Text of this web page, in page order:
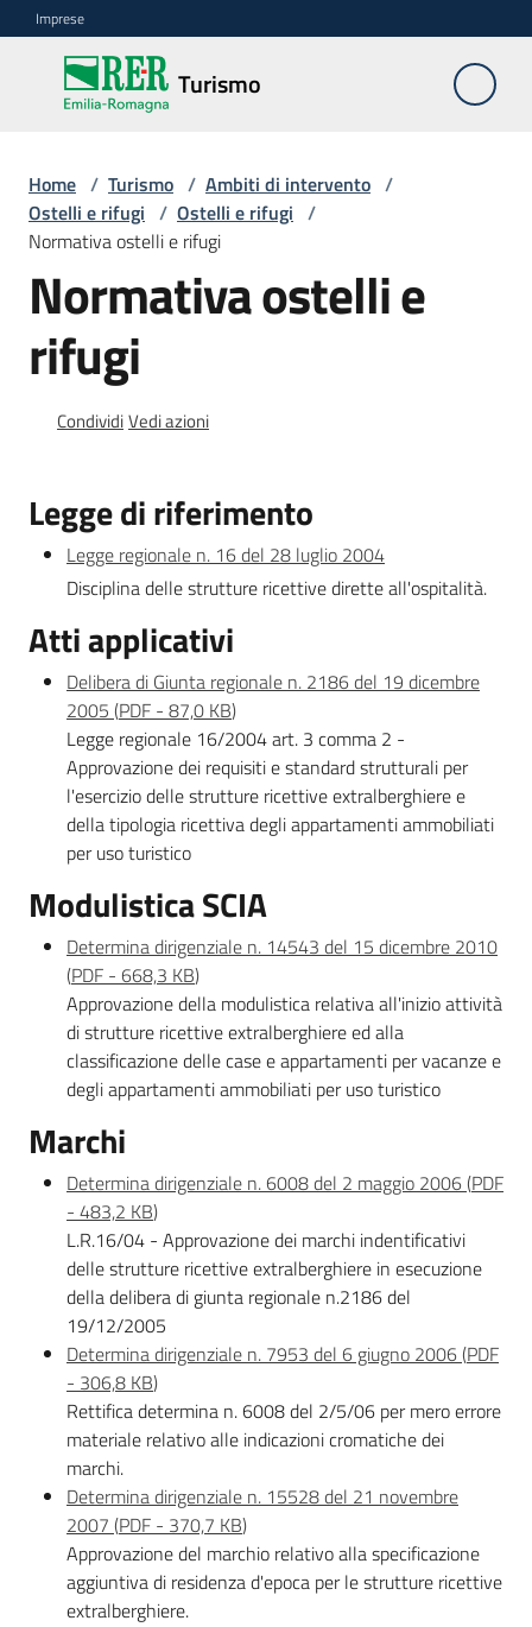
Vai al contenuto
Vai alla navigazione
Vai al footer
Imprese
Turismo
Turismo
Ambiti
di
intervento
Professioni
turistiche
accessibile
europei
Imprese
Argomenti
Novità
Leggi Atti Bandi
Piani Programmi
Progetti
Home / Turismo / Ambiti di intervento /
Ostelli e rifugi / Ostelli e rifugi /
Normativa ostelli e rifugi
Normativa ostelli e
rifugi
CondividiVedi azioni
Legge di riferimento
Legge regionale n. 16 del 28 luglio 2004
Disciplina delle strutture ricettive dirette all'ospitalità.
Atti applicativi
Delibera di Giunta regionale n. 2186 del 19 dicembre
2005 (PDF - 87,0 KB)
Legge regionale 16/2004 art. 3 comma 2 -
Approvazione dei requisiti e standard strutturali per
l'esercizio delle strutture ricettive extralberghiere e
della tipologia ricettiva degli appartamenti ammobiliati
per uso turistico
Modulistica SCIA
Determina dirigenziale n. 14543 del 15 dicembre 2010
(PDF - 668,3 KB)
Approvazione della modulistica relativa all'inizio attività
di strutture ricettive extralberghiere ed alla
classificazione delle case e appartamenti per vacanze e
degli appartamenti ammobiliati per uso turistico
Marchi
Determina dirigenziale n. 6008 del 2 maggio 2006(PDF
- 483,2 KB)
L.R.16/04 - Approvazione dei marchi indentificativi
delle strutture ricettive extralberghiere in esecuzione
della delibera di giunta regionale n.2186 del
19/12/2005
Determina dirigenziale n. 7953 del 6 giugno 2006(PDF
- 306,8 KB)
Rettifica determina n. 6008 del 2/5/06 per mero errore
materiale relativo alle indicazioni cromatiche dei
marchi.
Determina dirigenziale n. 15528 del 21 novembre
2007 (PDF - 370,7 KB)
Approvazione del marchio relativo alla specificazione
aggiuntiva di residenza d'epoca per le strutture ricettive
extralberghiere.